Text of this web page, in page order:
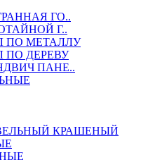
ГО..
Г..
ПО МЕТАЛЛУ
ПО ДЕРЕВУ
ПАНЕ..
КРАШЕНЫЙ